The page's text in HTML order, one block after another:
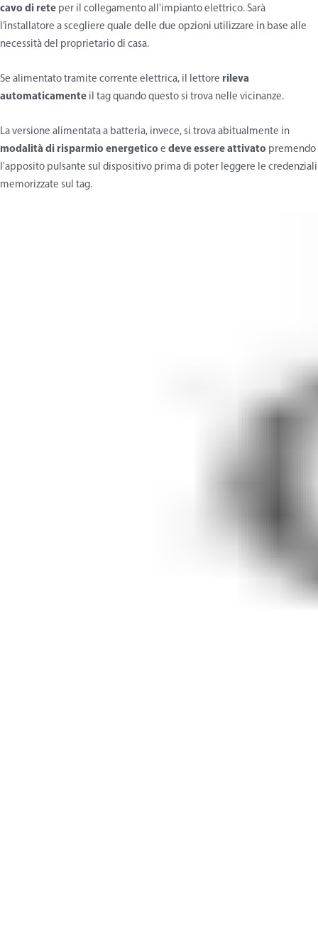
cavo di rete per il collegamento all'impianto elettrico. Sarà
l’installatore a scegliere quale delle due opzioni utilizzare in base alle
necessità del proprietario di casa.
Se alimentato tramite corrente elettrica, il lettore rileva
automaticamente il tag quando questo si trova nelle vicinanze.
La versione alimentata a batteria, invece, si trova abitualmente in
modalità di risparmio energetico e deve essere attivato premendo
l'apposito pulsante sul dispositivo prima di poter leggere le credenziali
memorizzate sul tag.